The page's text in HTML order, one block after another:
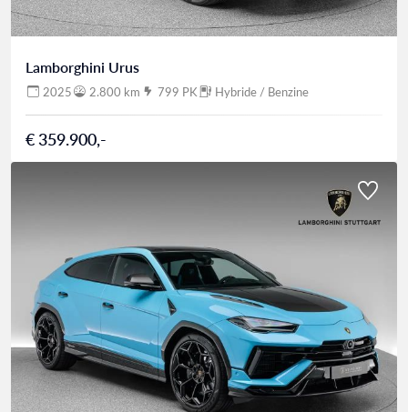
Lamborghini Urus
2025 2.800 km 799 PK Hybride / Benzine
€ 359.900,-